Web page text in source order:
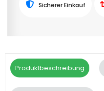
Sicherer Einkauf
Produktbeschreibung